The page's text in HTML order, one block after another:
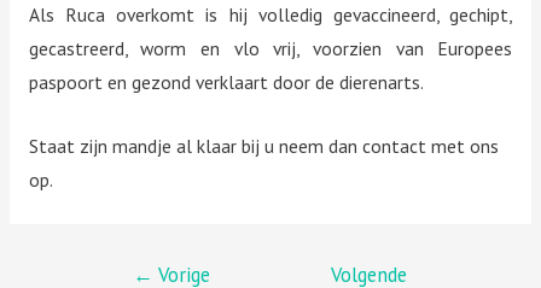
Als Ruca overkomt is hij volledig gevaccineerd, gechipt,
gecastreerd, worm en vlo vrij, voorzien van Europees
paspoort en gezond verklaart door de dierenarts.
Staat zijn mandje al klaar bij u neem dan contact met ons
op.
← Vorige
Volgende